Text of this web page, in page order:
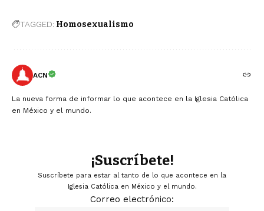
TAGGED: Homosexualismo
ACN
La nueva forma de informar lo que acontece en la Iglesia Católica
en México y el mundo.
¡Suscríbete!
Suscríbete para estar al tanto de lo que acontece en la
Iglesia Católica en México y el mundo.
Correo electrónico: